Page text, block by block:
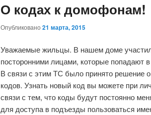
О кодах к домофонам!
Опубликовано 21 марта, 2015
Уважаемые жильцы. В нашем доме
посторонними лицами, которые попадают
В связи с этим ТС было принято решение
кодов. Узнать новый код вы можете при
связи с тем, что коды будут постоянно
для доступа в подъезды пользоваться